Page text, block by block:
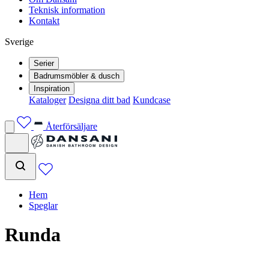
Teknisk information
Kontakt
Sverige
Serier
Badrumsmöbler & dusch
Inspiration
Kataloger Designa ditt bad Kundcase
Återförsäljare
Hem
Speglar
Runda